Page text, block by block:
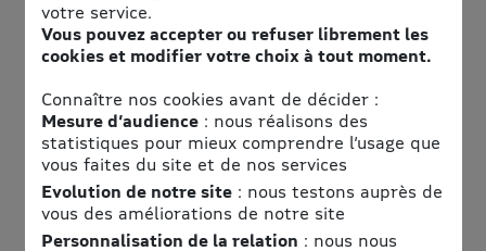
Informations pratiques
Téléphone
0559456040
Adresse
Aquatic Landes Labenne Océan
Aquatic Landes
Route de la Plage
40530 Labenne-Océan
votre service.
Vous pouvez accepter ou refuser librement les
cookies et modifier votre choix à tout moment.
Connaître nos cookies avant de décider :
Mesure d’audience: nous réalisons des
statistiques pour mieux comprendre l’usage que
vous faites du site et de nos services
Evolution de notre site: nous testons auprès de
vous des améliorations de notre site
Personnalisation de la relation : nous nous